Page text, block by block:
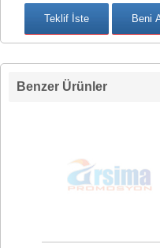
Benzer Ürünler